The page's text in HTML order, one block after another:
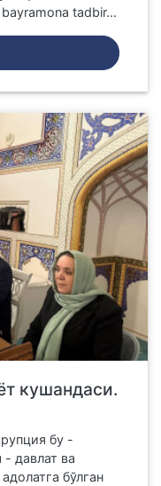
tadbir...
кушандаси.
бу -
давлат ва
бўлган